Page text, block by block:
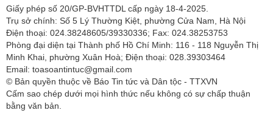
Giấy phép số 20/GP-BVHTTDL cấp ngày 18-4-2025.
Trụ sở chính: Số 5 Lý Thường Kiệt, phường Cửa Nam, Hà Nội
Điện thoại: 024.38248605/39330336; Fax: 024.38253753
Phòng đại diện tại Thành phố Hồ Chí Minh: 116 - 118 Nguyễn Thị
Minh Khai, phường Xuân Hoà; Điện thoại: 028.39303464
Email: toasoantintuc@gmail.com
© Bản quyền thuộc về Báo Tin tức và Dân tộc - TTXVN
Cấm sao chép dưới mọi hình thức nếu không có sự chấp thuận
bằng văn bản.